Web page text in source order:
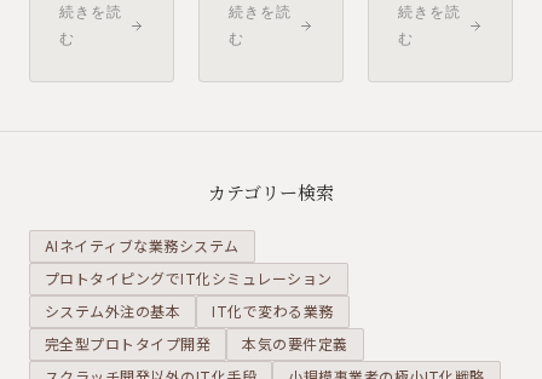
「MVP開
発」です
れているか
場での実態
と、なぜ広
まりにくい
かを正直に
整理しま
す。
続きを読
む
MVPを作る
内製は、ス
魅力的に見
かし、規模
が大きくな
ったときに
外注へ引き
継ぐことが
難しくなる
リスクがあ
ります。
続きを読
む
MVPには陥
りやすい失
持たずに作
続きを読
む
カテゴリー検索
AIネイティブな業務システム
プロトタイピングでIT化シミュレーション
システム外注の基本
IT化で変わる業務
完全型プロトタイプ開発
本気の要件定義